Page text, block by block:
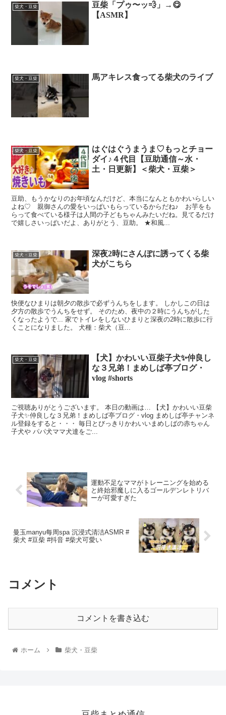
柴犬・豆柴
豆柴「プゥ〜ッ💨」→😋
【ASMR】
柴犬・豆柴 馬アキレス食ってる柴犬のライブ
柴犬・豆柴
はぐはぐうまうま♡もっとチョー
ダイ♪４代目【豆助通信～水・
土・日更新】＜柴犬・豆柴＞
豆助、もうかなりのお年頃なんだけど、本当になんともかわいらしい
よね♡ 親御さんの愛をいっぱいもらっているからだね♪ お芋をも
らって食べている様子は人間の子どもちゃんみたいだね。見てるだけ
で嬉しさいっぱいだよ、ありがとう、豆助。 ★和風...
柴犬・豆柴
深夜2時にさんぽに誘ってくる柴
犬がこちら
快便なひまりは朝夕の散歩で必ずうんちをします。 しかしこの日は
夕方の散歩でうんちをせず。 そのため、夜中の２時にうんちがした
くなったようで... 家でトイレをしないひまりと深夜の2時に散歩に行
くことになりました。 犬種：柴犬（豆...
柴犬・豆柴
【犬】かわいい豆柴子犬✨仲良し
な３兄弟！まめしば亭ブログ・
vlog #shorts
ご視聴ありがとうございます。 本日の動画は… 【犬】かわいい豆柴
子犬✨仲良しな３兄弟！まめしば亭ブログ・vlog まめしば亭チャンネ
ル登録をすると・・・ 毎日とびっきりかわいいまめしばの赤ちゃん
子犬や パパ犬ママ犬達をご...
運動不足なママがトレーニングを始める
と終始邪魔しに入るゴールデンレトリバ
ーが可愛すぎた
曼玉manyu每周spa 沉浸式清洁ASMR #
柴犬 #豆柴 #抖音 #柴犬可愛い
コメント
コメントを書き込む
ホーム 柴犬・豆柴